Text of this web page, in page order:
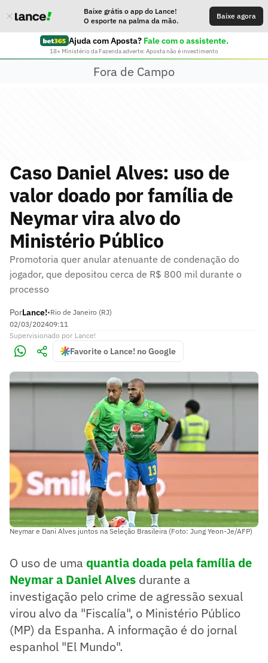
Baixe grátis o app do Lance!
O esporte na palma da mão.
Baixe agora
Ajuda com Aposta? Fale com o assistente.
18+ Ministério da Fazenda adverte: Aposta não é investimento
Fora de Campo
Caso Daniel Alves: uso de
valor doado por família de
Neymar vira alvo do
Ministério Público
Promotoria quer anular atenuante de condenação do
jogador, que depositou cerca de R$ 800 mil durante o
processo
PorLance!•Rio de Janeiro (RJ)
02/03/202409:11
Supervisionado por Lance!
Favorite o Lance! no Google
Neymar e Dani Alves juntos na Seleção Brasileira (Foto: Jung Yeon-Je/AFP)
O uso de uma quantia doada pela família de
Neymar a Daniel Alves durante a
investigação pelo crime de agressão sexual
virou alvo da "Fiscalía", o Ministério Público
(MP) da Espanha. A informação é do jornal
espanhol "El Mundo".